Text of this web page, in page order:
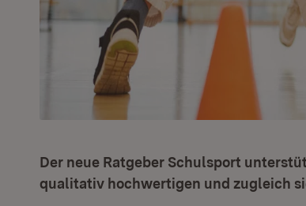
Der neue Ratgeber Schulsport
qualitativ hochwertigen und zugleich